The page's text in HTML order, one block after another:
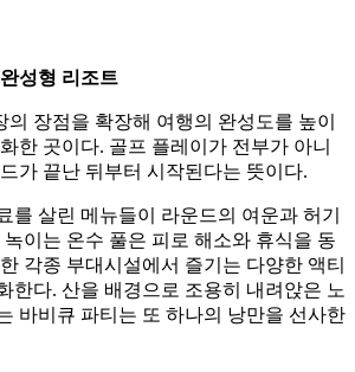
성형 리조트
장점을 확장해 여행의 완성도를 높이
한 곳이다. 골프 플레이가 전부가 아니
가 끝난 뒤부터 시작된다는 뜻이다.
를 살린 메뉴들이 라운드의 여운과 허기
이는 온수 풀은 피로 해소와 휴식을 동
각종 부대시설에서 즐기는 다양한 액티
한다. 산을 배경으로 조용히 내려앉은 노
바비큐 파티는 또 하나의 낭만을 선사한